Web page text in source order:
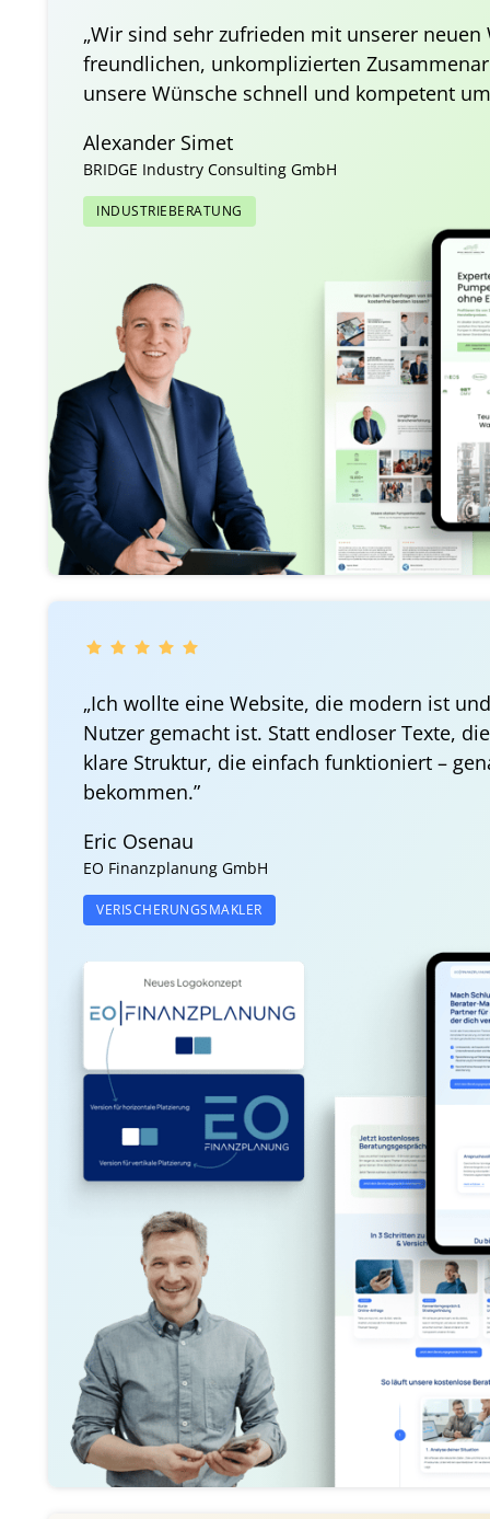
„Wir sind sehr zufrieden mit unserer neuen
freundlichen, unkomplizierten
unsere Wünsche schnell und kompetent
Alexander Simet
BRIDGE Industry Consulting GmbH
INDUSTRIEBERATUNG
„Ich wollte eine Website, die modern ist
Nutzer gemacht ist. Statt endloser Texte,
klare Struktur, die einfach funktioniert –
bekommen.”
Eric Osenau
EO Finanzplanung GmbH
VERISCHERUNGSMAKLER